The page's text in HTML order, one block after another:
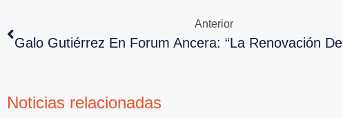
Anterior
Noticias relacionadas